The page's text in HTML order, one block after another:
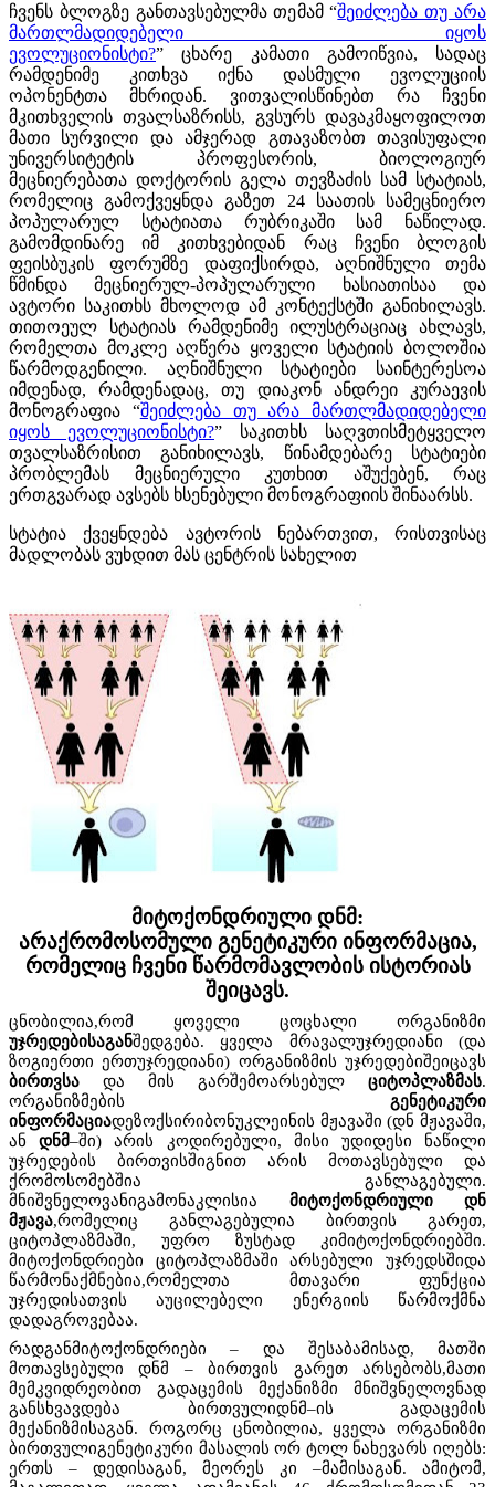
ჩვენს ბლოგზე განთავსებულმა თემამ “შეიძლება თუ არა
მართლმადიდებელი იყოს
ევოლუციონისტი?” ცხარე კამათი გამოიწვია, სადაც
რამდენიმე კითხვა იქნა დასმული ევოლუციის
ოპონენტთა მხრიდან. ვითვალისწინებთ რა ჩვენი
მკითხველის თვალსაზრისს, გვსურს დავაკმაყოფილოთ
მათი სურვილი და ამჯერად გთავაზობთ თავისუფალი
უნივერსიტეტის პროფესორის, ბიოლოგიურ
მეცნიერებათა დოქტორის გელა თევზაძის სამ სტატიას,
რომელიც გამოქვეყნდა გაზეთ 24 საათის სამეცნიერო
პოპულარულ სტატიათა რუბრიკაში სამ ნაწილად.
გამომდინარე იმ კითხვებიდან რაც ჩვენი ბლოგის
ფეისბუკის ფორუმზე დაფიქსირდა, აღნიშნული თემა
წმინდა მეცნიერულ-პოპულარული ხასიათისაა და
ავტორი საკითხს მხოლოდ ამ კონტექსტში განიხილავს.
თითოეულ სტატიას რამდენიმე ილუსტრაციაც ახლავს,
რომელთა მოკლე აღწერა ყოველი სტატიის ბოლოშია
წარმოდგენილი. აღნიშნული სტატიები საინტერესოა
იმდენად, რამდენადაც, თუ დიაკონ ანდრეი კურაევის
მონოგრაფია “შეიძლება თუ არა მართლმადიდებელი
იყოს ევოლუციონისტი?” საკითხს საღვთისმეტყველო
თვალსაზრისით განიხილავს, წინამდებარე სტატიები
პრობლემას მეცნიერული კუთხით აშუქებენ, რაც
ერთგვარად ავსებს ხსენებული მონოგრაფიის შინაარსს.
სტატია ქვეყნდება ავტორის ნებართვით, რისთვისაც
მადლობას ვუხდით მას ცენტრის სახელით
მიტოქონდრიული დნმ:
არაქრომოსომული გენეტიკური ინფორმაცია,
რომელიც ჩვენი წარმომავლობის ისტორიას
შეიცავს.
ცნობილია,რომ ყოველი ცოცხალი ორგანიზმი
უჯრედებისაგანშედგება. ყველა მრავალუჯრედიანი (და
ზოგიერთი ერთუჯრედიანი) ორგანიზმის უჯრედებიშეიცავს
ბირთვსა და მის გარშემოარსებულ ციტოპლაზმას.
ორგანიზმების გენეტიკური
ინფორმაციადეზოქსირიბონუკლეინის მჟავაში (დნ მჟავაში,
ანდნმ–ში) არის კოდირებული, მისი უდიდესი ნაწილი
უჯრედების ბირთვისშიგნით არის მოთავსებული და
ქრომოსომებშია განლაგებული.
მნიშვნელოვანიგამონაკლისია მიტოქონდრიული დნ
მჟავა,რომელიც განლაგებულია ბირთვის გარეთ,
ციტოპლაზმაში, უფრო ზუსტად კიმიტოქონდრიებში.
მიტოქონდრიები ციტოპლაზმაში არსებული უჯრედსშიდა
წარმონაქმნებია,რომელთა მთავარი ფუნქცია
უჯრედისათვის აუცილებელი ენერგიის წარმოქმნა
დადაგროვებაა.
რადგანმიტოქონდრიები – და შესაბამისად, მათში
მოთავსებული დნმ – ბირთვის გარეთ არსებობს,მათი
მემკვიდრეობით გადაცემის მექანიზმი მნიშვნელოვნად
განსხვავდება ბირთვულიდნმ–ის გადაცემის
მექანიზმისაგან. როგორც ცნობილია, ყველა ორგანიზმი
ბირთვულიგენეტიკური მასალის ორ ტოლ ნახევარს იღებს:
ერთს – დედისაგან, მეორეს კი –მამისაგან. ამიტომ,